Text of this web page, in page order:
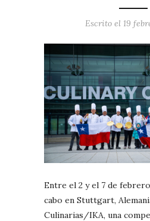
Escrito el 19
Entre el 2 y el 7 de
cabo en Stuttgart,
Culinarias/IKA, una